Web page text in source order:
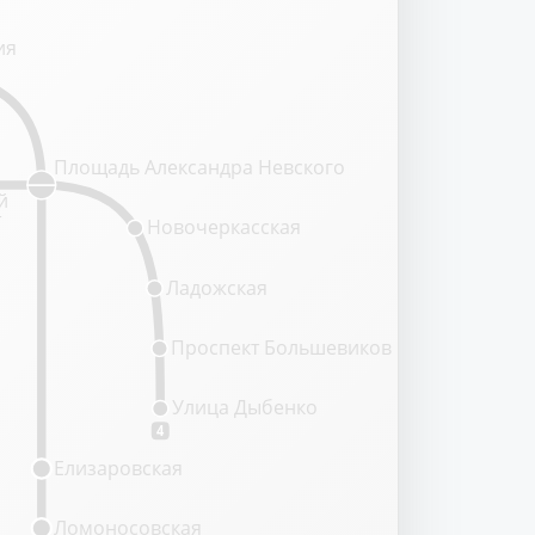
4
Площадь Александра Невского
Новочеркасская
Ладожская
Проспект Большевиков
Улица Дыбенко
Ломоносовская
Елизаровская